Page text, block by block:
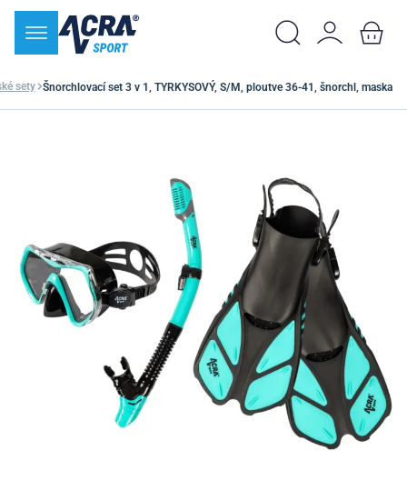
sety Šnorchlovací set 3 v 1, TYRKYSOVÝ, S/M, ploutve 36-41, šnorchl, maska